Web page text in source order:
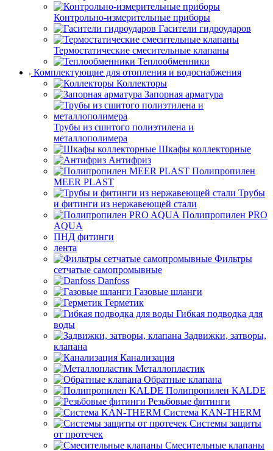
Контрольно-измерительные приборы
Гасители гидроударов
Термостатические смесительные клапаны
Теплообменники
Комплектующие для отопления и водоснабжения
Коллекторы
Запорная арматура
Трубы из сшитого полиэтилена и
металлополимера
Шкафы коллекторные
Антифриз
Полипропилен
MEER PLAST
Трубы
и фитинги из нержавеющей стали
Полипропилен PRO
AQUA
ПНД фитинги
лента
Фильтры
сетчатые самопромывные
Danfoss
Газовые шланги
Герметик
Гибкая подводка для
воды
Задвижки, затворы,
клапана
Канализация
Металлопластик
Обратные клапана
Полипропилен KALDE
Резьбовые фитинги
Система KAN-THERM
Системы защиты
от протечек
Смесительные клапаны